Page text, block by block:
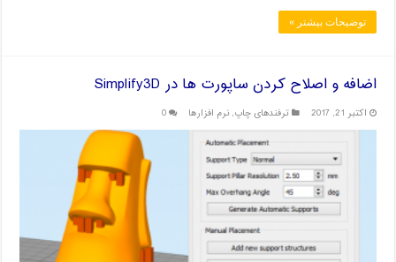
توضیحات بیشتر »
اضافه و اصلاح کردن ساپورت ها در Simplify3D
اکتبر 21, 2017 ترفندهای چاپ,نرم افزارها 0